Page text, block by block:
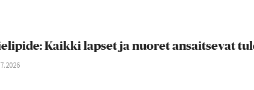
Kaikki lapset ja nuoret ansaitsevat